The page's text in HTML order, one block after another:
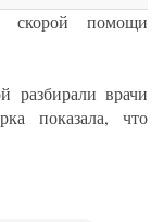
скорой помощи
разбирали врачи
показала, что